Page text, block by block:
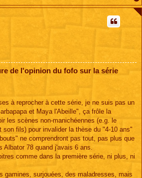
de l'opinion du fofo sur la série
à reprocher à cette série, je ne suis pas un
et Maya l'Abeille", ça frôle la
les scènes non-manichéennes (e.g. le
son fils) pour invalider la thèse du "4-10 ans"
ne comprendront pas tout, pas plus que
78 quand j'avais 6 ans.
comme dans la première série, ni plus, ni
gamines, surjouées, des maladresses, mais